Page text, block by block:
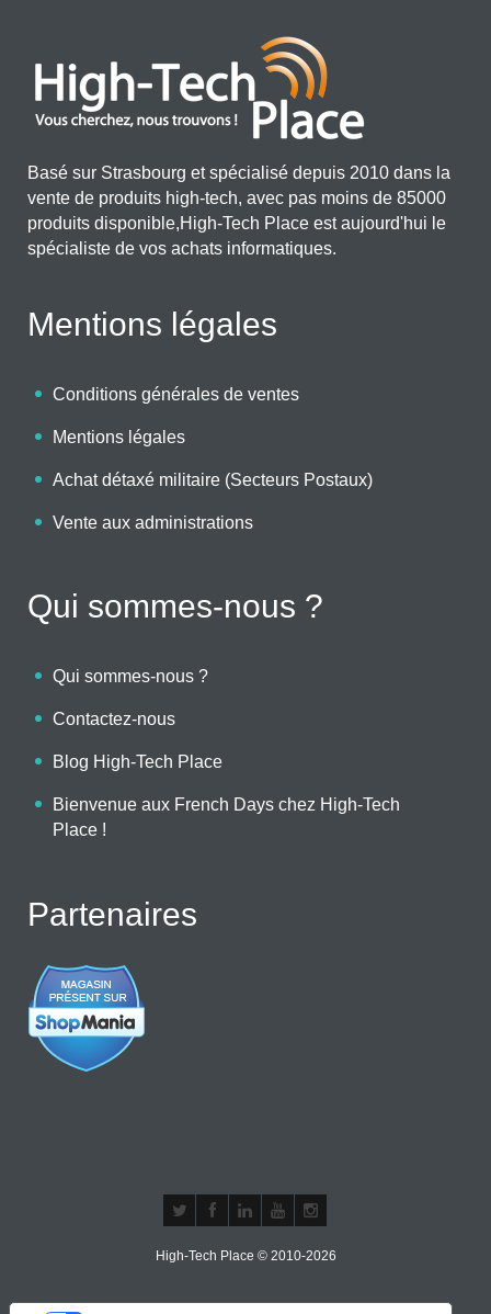
Basé sur Strasbourg et spécialisé depuis 2010 dans la
vente de produits high-tech, avec pas moins de 85000
produits disponible,High-Tech Place est aujourd'hui le
spécialiste de vos achats informatiques.
Mentions légales
Conditions générales de ventes
Mentions légales
Achat détaxé militaire (Secteurs Postaux)
Vente aux administrations
Qui sommes-nous ?
Qui sommes-nous ?
Contactez-nous
Blog High-Tech Place
Bienvenue aux French Days chez High-Tech
Place !
Partenaires
High-Tech Place © 2010-2026